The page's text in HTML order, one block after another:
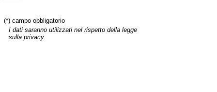
(*) campo obbligatorio
I dati saranno utilizzati nel rispetto della legge
sulla privacy.